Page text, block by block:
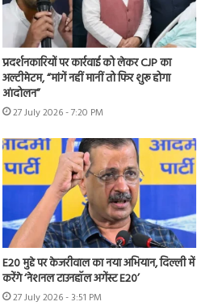
प्रदर्शनकारियों पर कार्रवाई को लेकर CJP का
अल्टीमेटम, “मांगें नहीं मानीं तो फिर शुरू होगा
आंदोलन”
27 July 2026 - 7:20 PM
E20 मुद्दे पर केजरीवाल का नया अभियान, दिल्ली में
करेंगे ‘नेशनल टाउनहॉल अगेंस्ट E20’
27 July 2026 - 3:51 PM